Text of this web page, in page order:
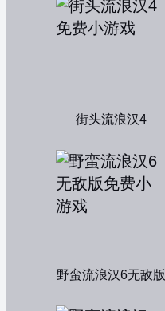
街头流浪汉4
野蛮流浪汉6无敌版